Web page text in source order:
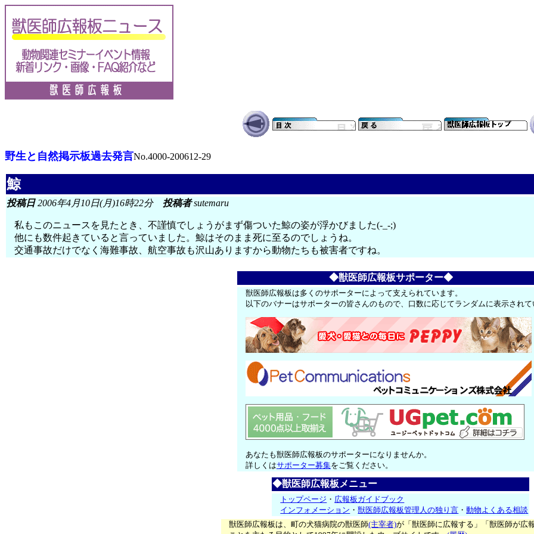
野生と自然掲示板過去発言No.4000-200612-29
鯨
投稿日2006年4月10日(月)16時22分 投稿者sutemaru
私もこのニュースを見たとき、不謹慎でしょうがまず傷ついた鯨の姿が浮かびました(-_-;)
他にも数件起きていると言っていました。鯨はそのまま死に至るのでしょうね。
交通事故だけでなく海難事故、航空事故も沢山ありますから動物たちも被害者ですね。
◆獣医師広報板サポーター◆
獣医師広報板は多くのサポーターによって支えられています。
以下のバナーはサポーターの皆さんのもので、口数に応じてランダムに表示されて
あなたも獣医師広報板のサポーターになりませんか。
詳しくはサポーター募集をご覧ください。
◆獣医師広報板メニュー
トップページ ・ 広報板ガイドブック
インフォメーション ・獣医師広報板管理人の独り言 ・動物よくある相談
獣医師広報板は、町の犬猫病院の獣医師(主宰者)が「獣医師に広報する」「獣医師が広報